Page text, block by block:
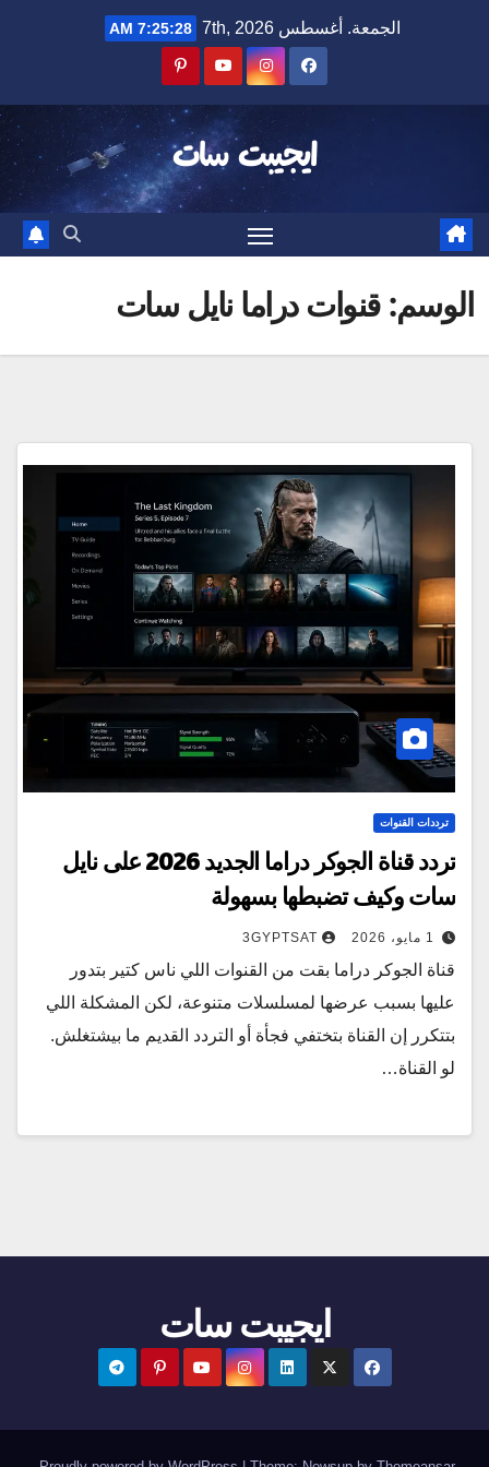
الجمعة. أغسطس 7th, 2026 7:25:28 AM
ايجيبت سات
الوسم:قنوات دراما نايل سات
ترددات القنوات
تردد قناة الجوكر دراما الجديد 2026 على نايل
سات وكيف تضبطها بسهولة
1 مايو، 2026 3GYPTSAT
قناة الجوكر دراما بقت من القنوات اللي ناس كتير بتدور
عليها بسبب عرضها لمسلسلات متنوعة، لكن المشكلة اللي
بتتكرر إن القناة بتختفي فجأة أو التردد القديم ما بيشتغلش.
لو القناة…
ايجيبت سات